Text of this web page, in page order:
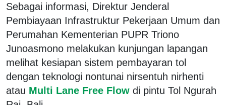
Sebagai informasi, Direktur Jenderal
Pembiayaan Infrastruktur Pekerjaan Umum dan
Perumahan Kementerian PUPR Triono
Junoasmono melakukan kunjungan lapangan
melihat kesiapan sistem pembayaran tol
dengan teknologi nontunai nirsentuh nirhenti
atau Multi Lane Free Flow di pintu Tol Ngurah